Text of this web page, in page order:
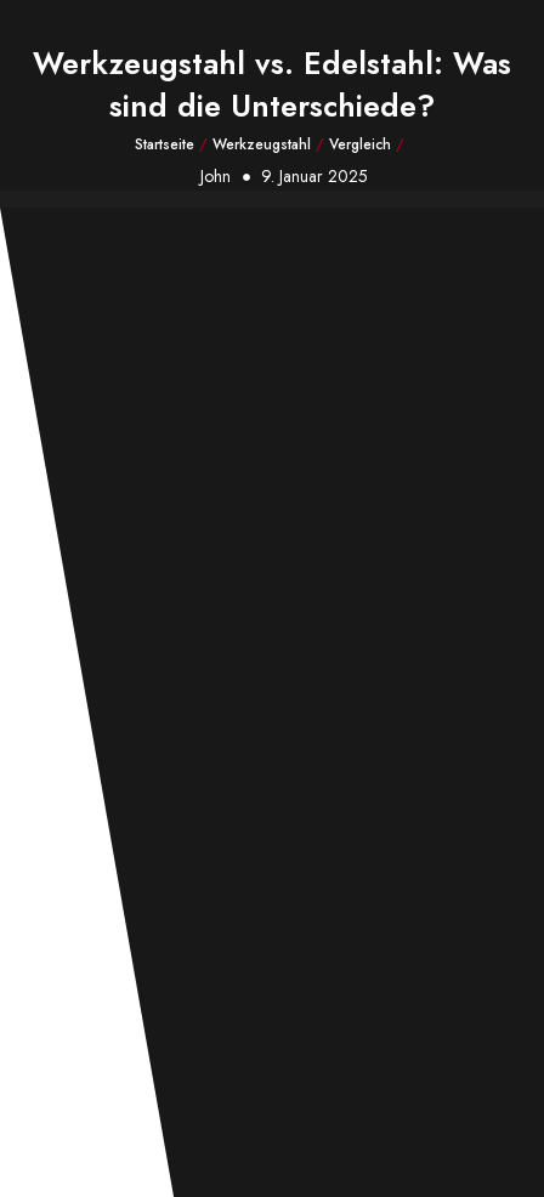
Werkzeugstahl vs. Edelstahl: Was
sind die Unterschiede?
Startseite / Werkzeugstahl / Vergleich /
John 9. Januar 2025